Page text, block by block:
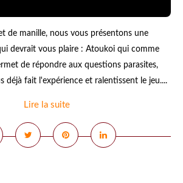
de manille, nous vous présentons une
devrait vous plaire : Atoukoi qui comme
de répondre aux questions parasites,
déjà fait l'expérience et ralentissent le jeu....
Lire la suite